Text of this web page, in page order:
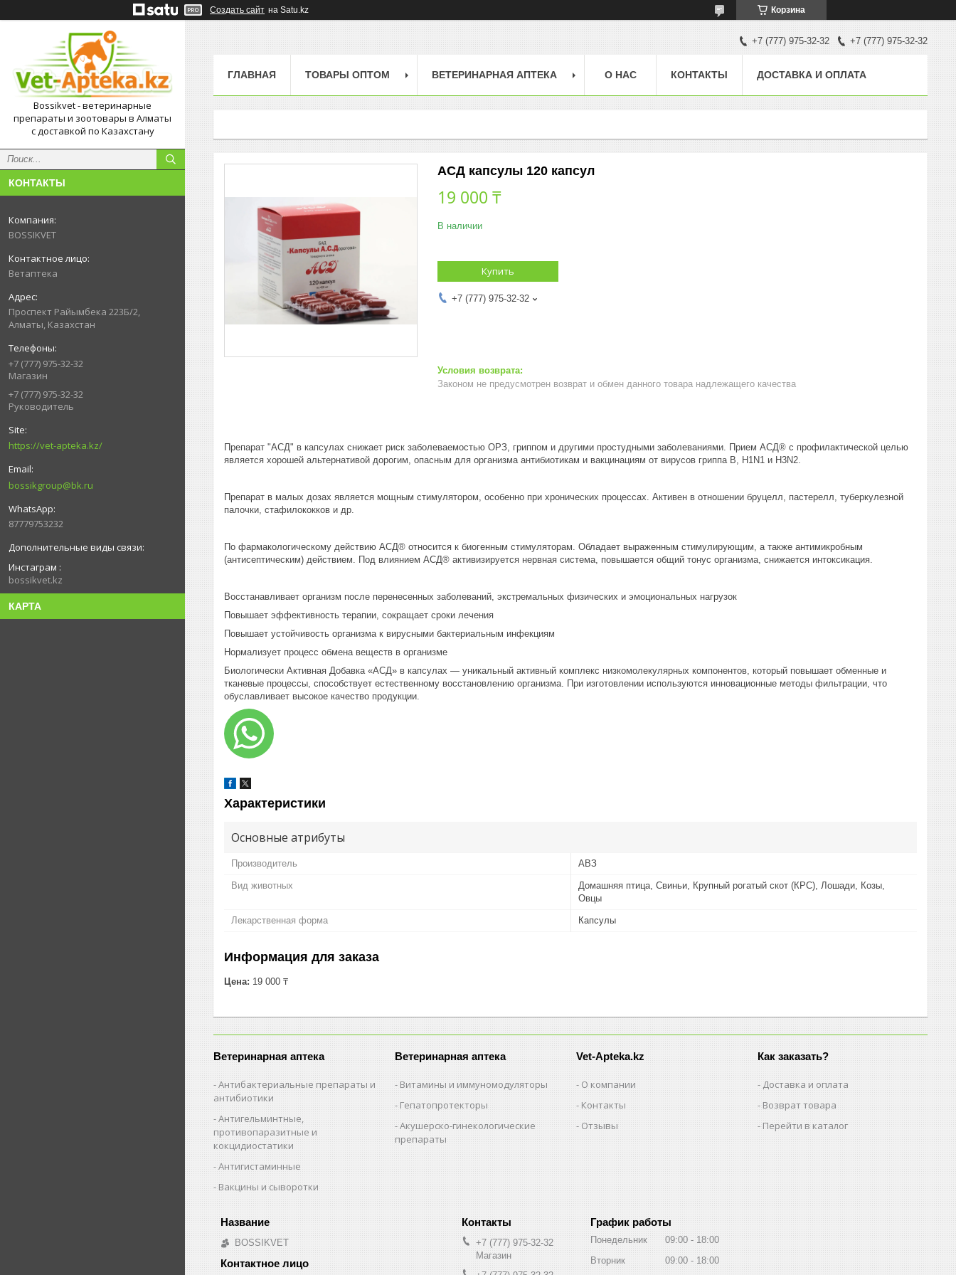
Создать сайт на Satu.kz Корзина
Bossikvet - ветеринарные
препараты и зоотовары в Алматы
с доставкой по Казахстану
КОНТАКТЫ
BOSSIKVET
Ветаптека
Проспект Райымбека 223Б/2,
Алматы, Казахстан
+7 (777) 975-32-32
Магазин
+7 (777) 975-32-32
Руководитель
https://vet-apteka.kz/
bossikgroup@bk.ru
87779753232
Инстаграм
bossikvet.kz
КАРТА
+7 (777) 975-32-32 +7 (777) 975-32-32
ГЛАВНАЯ ТОВАРЫ ОПТОМ ВЕТЕРИНАРНАЯ АПТЕКА О НАС КОНТАКТЫ ДОСТАВКА И ОПЛАТА
АСД капсулы 120 капсул
19 000 ₸
В наличии
Купить
+7 (777) 975-32-32
Законом не предусмотрен возврат и обмен данного товара надлежащего качества
Препарат "АСД" в капсулах снижает риск заболеваемостью ОРЗ, гриппом и другими простудными заболеваниями. Прием АСД® с профилактической целью
является хорошей альтернативой дорогим, опасным для организма антибиотикам и вакцинациям от вирусов гриппа B, H1N1 и H3N2.
Препарат в малых дозах является мощным стимулятором, особенно при хронических процессах. Активен в отношении бруцелл, пастерелл, туберкулезной
палочки, стафилококков и др.
По фармакологическому действию АСД® относится к биогенным стимуляторам. Обладает выраженным стимулирующим, а также антимикробным
(антисептическим) действием. Под влиянием АСД® активизируется нервная система, повышается общий тонус организма, снижается интоксикация.
Восстанавливает организм после перенесенных заболеваний, экстремальных физических и эмоциональных нагрузок
Повышает эффективность терапии, сокращает сроки лечения
Повышает устойчивость организма к вирусными бактериальным инфекциям
Нормализует процесс обмена веществ в организме
Биологически Активная Добавка «АСД» в капсулах — уникальный активный комплекс низкомолекулярных компонентов, который повышает обменные и
тканевые процессы, способствует естественному восстановлению организма. При изготовлении используются инновационные методы фильтрации, что
обуславливает высокое качество продукции.
Характеристики
Основные атрибуты
Производитель АВЗ
Вид животных
Домашняя птица, Свиньи, Крупный рогатый скот (КРС), Лошади, Козы,
Овцы
Лекарственная форма Капсулы
Информация для заказа
Цена: 19 000 ₸
Ветеринарная аптека
Антибактериальные препараты и
антибиотики
Антигельминтные,
противопаразитные и
кокцидиостатики
Антигистаминные
Вакцины и сыворотки
Ветеринарная аптека
Витамины и иммуномодуляторы
Гепатопротекторы
Акушерско-гинекологические
препараты
Vet-Apteka.kz
О компании
Контакты
Отзывы
Как заказать?
Доставка и оплата
Возврат товара
Перейти в каталог
BOSSIKVET
+7 (777) 975-32-32
Магазин
График работы
Понедельник 09:00
18:00
Вторник
09:00 18:00